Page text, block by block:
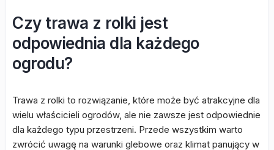
Czy trawa z rolki jest
odpowiednia dla każdego
ogrodu?
Trawa z rolki to rozwiązanie, które może być atrakcyjne dla
wielu właścicieli ogrodów, ale nie zawsze jest odpowiednie
dla każdego typu przestrzeni. Przede wszystkim warto
zwrócić uwagę na warunki glebowe oraz klimat panujący w